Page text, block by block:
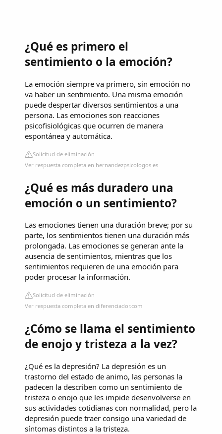
¿Qué es primero el
sentimiento o la emoción?
La emoción siempre va primero, sin emoción no
va haber un sentimiento. Una misma emoción
puede despertar diversos sentimientos a una
persona. Las emociones son reacciones
psicofisiológicas que ocurren de manera
espontánea y automática.
Solicitud de eliminación
Ver respuesta completa en hernandezpsicologos.es
¿Qué es más duradero una
emoción o un sentimiento?
Las emociones tienen una duración breve; por su
parte, los sentimientos tienen una duración más
prolongada. Las emociones se generan ante la
ausencia de sentimientos, mientras que los
sentimientos requieren de una emoción para
poder procesar la información.
Solicitud de eliminación
Ver respuesta completa en diferenciador.com
¿Cómo se llama el sentimiento
de enojo y tristeza a la vez?
¿Qué es la depresión? La depresión es un
trastorno del estado de animo, las personas la
padecen la describen como un sentimiento de
tristeza o enojo que les impide desenvolverse en
sus actividades cotidianas con normalidad, pero la
depresión puede traer consigo una variedad de
síntomas distintos a la tristeza.